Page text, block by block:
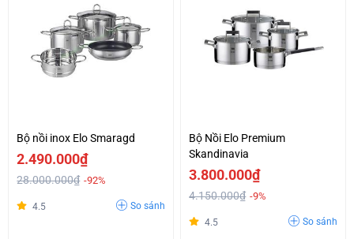
Bộ nồi inox Elo Smaragd
2.490.000₫
28.000.000₫ -92%
4.5 So sánh
Bộ Nồi Elo Premium
Skandinavia
3.800.000₫
4.150.000₫ -9%
4.5 So sánh